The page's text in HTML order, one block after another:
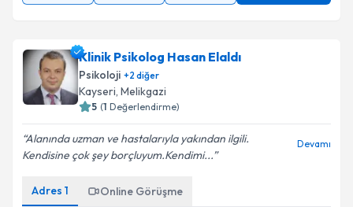
Klinik Psikolog Hasan Elaldı
Psikoloji +2 diğer
Kayseri, Melikgazi
5 (1 Değerlendirme)
Alanında uzman ve hastalarıyla yakından ilgili.
Kendisine çok şey borçluyum.Kendimi...
Devamı
Adres 1 Online Görüşme